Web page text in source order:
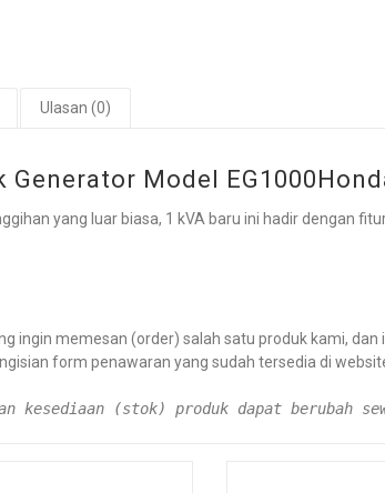
Ulasan (0)
Model
yang luar biasa, 1 kVA baru ini hadir dengan
ingin memesan (order) salah satu produk kami,
form penawaran yang sudah tersedia di
kesediaan (stok) produk dapat berubah